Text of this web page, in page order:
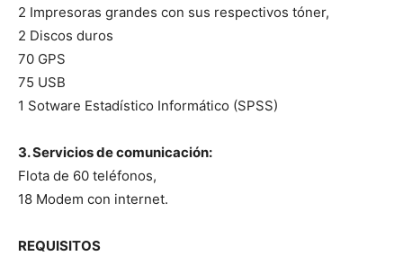
2 Impresoras grandes con sus respectivos tóner,
2 Discos duros
70 GPS
75 USB
1 Sotware Estadístico Informático (SPSS)
3. Servicios de comunicación:
Flota de 60 teléfonos,
18 Modem con internet.
REQUISITOS